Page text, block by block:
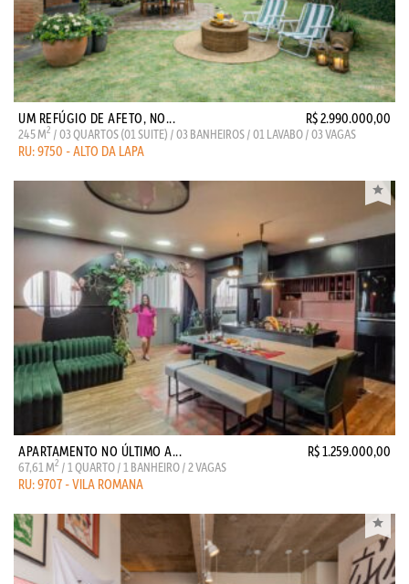
UM REFÚGIO DE AFETO, NO... R$ 2.990.000,00
245 M2 / 03 QUARTOS (01 SUITE) / 03 BANHEIROS / 01 LAVABO / 03 VAGAS
RU: 9750 - ALTO DA LAPA
APARTAMENTO NO ÚLTIMO A... R$ 1.259.000,00
67,61 M2 / 1 QUARTO / 1 BANHEIRO / 2 VAGAS
RU: 9707 - VILA ROMANA